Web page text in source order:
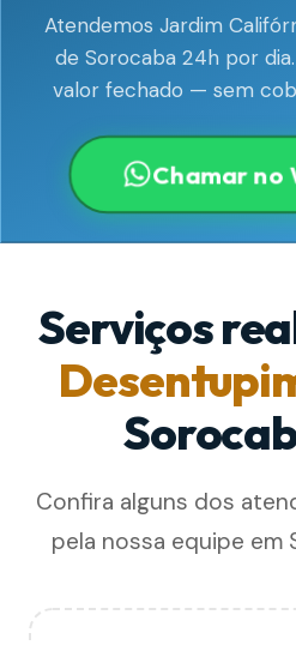
Atendemos Jardim
de Sorocaba 24h por
valor fechado — sem
Chamar no
Serviços
Confira alguns dos
pela nossa equipe em